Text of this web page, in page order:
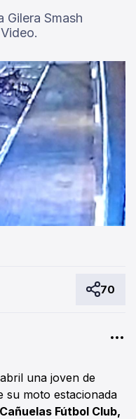
Gilera Smash
70
una joven de
su moto estacionada
Cañuelas Fútbol Club,